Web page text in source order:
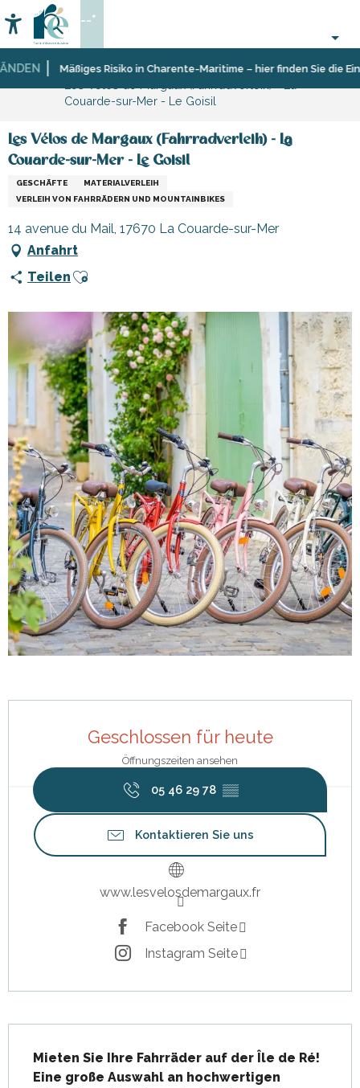
au
contenu
principal Mäßiges Risiko in Charente-Maritime – hier finden Sie die
Accessibilité
Suche
--°
Startseite
Sich
Geschäfte
Shopping
Couarde-sur-Mer - Le Goisil
Les Vélos de Margaux (Fahrradverleih) - La
Couarde-sur-Mer - Le Goisil
GESCHÄFTE
MATERIALVERLEIH
VERLEIH VON FAHRRÄDERN UND MOUNTAINBIKES
14 avenue du Mail, 17670 La Couarde-sur-Mer
Anfahrt
Teilen Ajouter aux favoris
Geschlossen für heute
Öffnungszeiten ansehen
05 46 29 78 ▒▒
Kontaktieren Sie uns
www.lesvelosdemargaux.fr
Facebook Seite
Instagram Seite
Mieten Sie Ihre Fahrräder auf der Île de Ré!
Eine große Auswahl an hochwertigen